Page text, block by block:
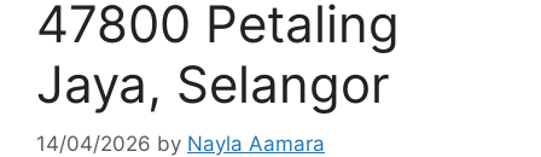
47800 Petaling
Jaya, Selangor
14/04/2026 by Nayla Aamara